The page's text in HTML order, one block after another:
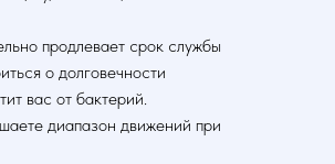
продлевает срок службы
о долговечности
вас от бактерий.
диапазон движений при